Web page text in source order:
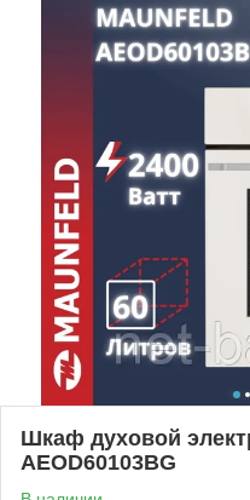
Шкаф духовой
AEOD60103BG